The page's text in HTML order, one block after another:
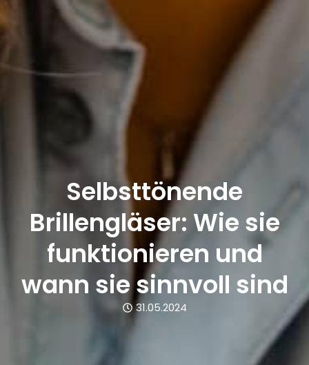
Selbsttönende
Brillengläser: Wie sie
funktionieren und
wann sie sinnvoll sind
31.05.2024